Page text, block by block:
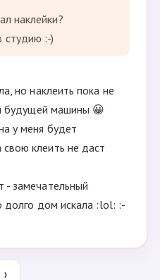
наклейки?
:-)
но наклеить пока не
будущей машины 😀
у меня будет
клеить не даст
- замечательный
долго дом искала :lol: :-
›